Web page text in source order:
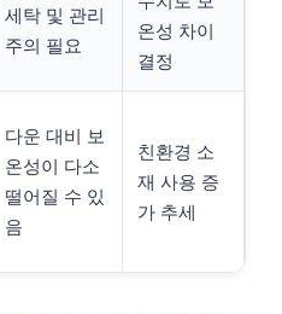
세탁 및 관리
주의 필요
온성 차이
결정
다운 대비 보
온성이 다소
떨어질 수 있
음
친환경 소
재 사용 증
가 추세